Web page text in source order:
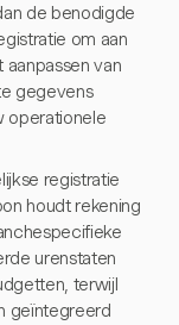
de benodigde
om aan
van
gegevens
operationele
registratie
houdt rekening
urenstaten
terwijl
geïntegreerd